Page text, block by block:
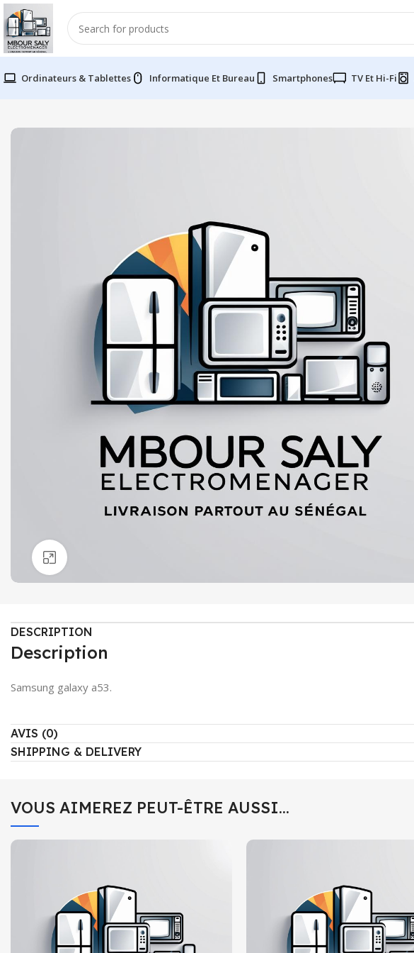
Ordinateurs & Tablettes Informatique Et Bureau Smartphones TV Et Hi-Fi
DESCRIPTION
Description
Samsung galaxy a53.
AVIS (0)
SHIPPING & DELIVERY
VOUS AIMEREZ PEUT-ÊTRE AUSSI…